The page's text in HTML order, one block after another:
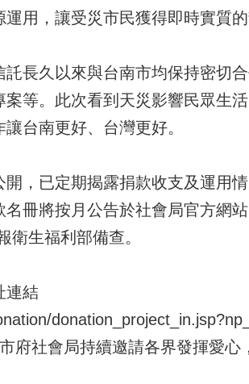
用，讓受災市民獲得即時實質
長久以來與台南市均保持密切
等。此次看到天災影響民眾生
台南更好、台灣更好。
，已定期揭露捐款收支及運用
冊將按月公告於社會局官方網
衛生福利部備查。
連結
府社會局持續邀請各界發揮愛